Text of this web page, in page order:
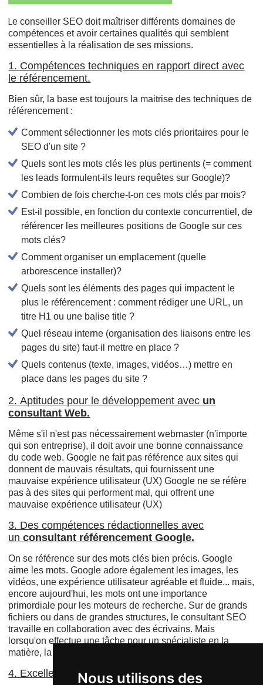
Nous utilisons des
Le conseiller SEO doit maîtriser différents domaines de
compétences et avoir certaines qualités qui semblent
essentielles à la réalisation de ses missions.
1. Compétences techniques en rapport direct avec
le référencement.
Bien sûr, la base est toujours la maitrise des techniques de
référencement :
Comment sélectionner les mots clés prioritaires pour le
SEO d'un site ?
Quels sont les mots clés les plus pertinents (= comment
les leads formulent-ils leurs requêtes sur Google)?
Combien de fois cherche-t-on ces mots clés par mois?
Est-il possible, en fonction du contexte concurrentiel, de
référencer les meilleures positions de Google sur ces
mots clés?
Comment organiser un emplacement (quelle
arborescence installer)?
Quels sont les éléments des pages qui impactent le
plus le référencement : comment rédiger une URL, un
titre H1 ou une balise title ?
Quel réseau interne (organisation des liaisons entre les
pages du site) faut-il mettre en place ?
Quels contenus (texte, images, vidéos…) mettre en
place dans les pages du site ?
2. Aptitudes pour le développement avec un
consultant Web.
Même s'il n'est pas nécessairement webmaster (n'importe
qui son entreprise), il doit avoir une bonne connaissance
du code web. Google ne fait pas référence aux sites qui
donnent de mauvais résultats, qui fournissent une
mauvaise expérience utilisateur (UX) Google ne se réfère
pas à des sites qui performent mal, qui offrent une
mauvaise expérience utilisateur (UX)
3. Des compétences rédactionnelles avec
unconsultant référencement Google.
On se référence sur des mots clés bien précis. Google
aime les mots. Google adore également les images, les
vidéos, une expérience utilisateur agréable et fluide... mais,
encore aujourd'hui, les mots ont une importance
primordiale pour les moteurs de recherche. Sur de grands
fichiers ou dans de grandes structures, le consultant SEO
travaille en collaboration avec des écrivains. Mais
lorsqu'on effectue une tâche pour un spécialiste en la
matière, la rédaction est souvent requise.
4. Excellentes compétences analytiques